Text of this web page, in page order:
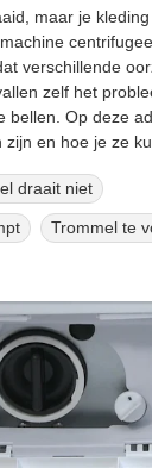
maar je
verschillende
zelf het
bellen. Op deze
en hoe je ze
draait niet
Trommel te